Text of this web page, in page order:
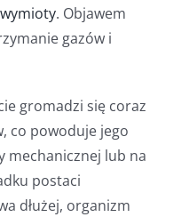
wymioty. Objawem
gazów i
gromadzi się coraz
co powoduje jego
mechanicznej lub na
postaci
dłużej, organizm